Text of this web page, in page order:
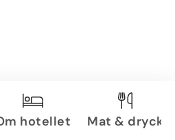
hotellet Mat & dryck